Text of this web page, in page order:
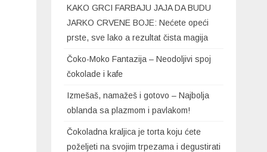
KAKO GRCI FARBAJU JAJA DA BUDU
JARKO CRVENE BOJE: Nećete opeći
prste, sve lako a rezultat čista magija
Čoko-Moko Fantazija – Neodoljivi spoj
čokolade i kafe
Izmešaš, namažeš i gotovo – Najbolja
oblanda sa plazmom i pavlakom!
Čokoladna kraljica je torta koju ćete
poželjeti na svojim trpezama i degustirati